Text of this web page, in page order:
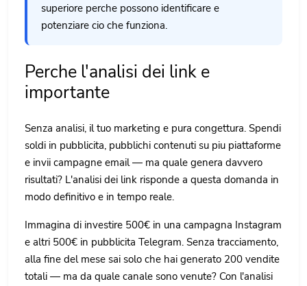
superiore perche possono identificare e
potenziare cio che funziona.
Perche l'analisi dei link e
importante
Senza analisi, il tuo marketing e pura congettura. Spendi
soldi in pubblicita, pubblichi contenuti su piu piattaforme
e invii campagne email — ma quale genera davvero
risultati? L'analisi dei link risponde a questa domanda in
modo definitivo e in tempo reale.
Immagina di investire 500€ in una campagna Instagram
e altri 500€ in pubblicita Telegram. Senza tracciamento,
alla fine del mese sai solo che hai generato 200 vendite
totali — ma da quale canale sono venute? Con l'analisi